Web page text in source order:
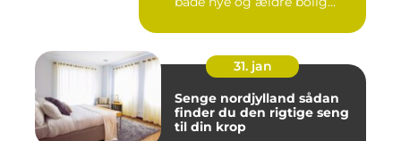
31. jan
Senge nordjylland sådan
finder du den rigtige seng
til din krop